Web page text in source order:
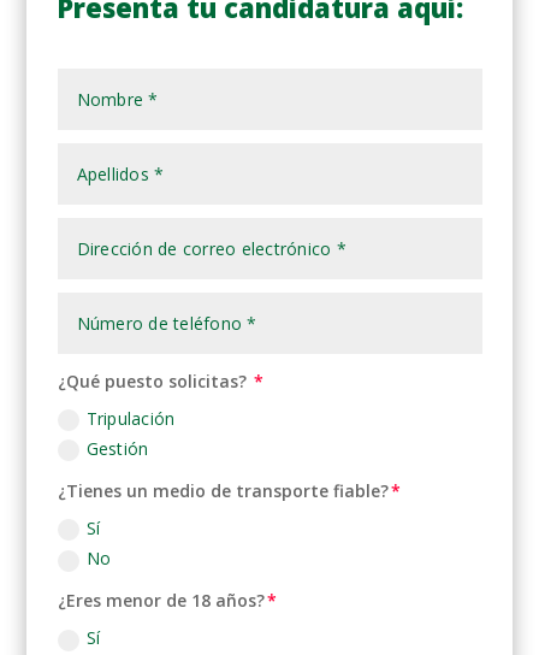
¿Qué puesto solicitas?
Tripulación
Gestión
¿Tienes un medio de transporte fiable?
Sí
No
¿Eres menor de 18 años?
Sí